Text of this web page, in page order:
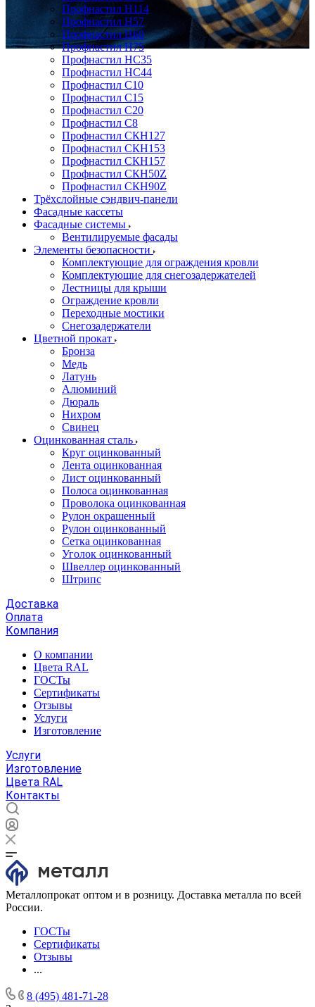
Профнастил Н114
Профнастил Н57
Профнастил Н60
Профнастил Н75
Профнастил НС35
Профнастил НС44
Профнастил С10
Профнастил С15
Профнастил С20
Профнастил С8
Профнастил СКН127
Профнастил СКН153
Профнастил СКН157
Профнастил СКН50Z
Профнастил СКН90Z
Трёхслойные сэндвич-панели
Фасадные кассеты
Фасадные системы
Вентилируемые фасады
Элементы безопасности
Комплектующие для ограждения кровли
Комплектующие для снегозадержателей
Лестницы для крыши
Ограждение кровли
Переходные мостики
Снегозадержатели
Цветной прокат
Бронза
Медь
Латунь
Алюминий
Дюраль
Нихром
Свинец
Оцинкованная сталь
Круг оцинкованный
Лента оцинкованная
Лист оцинкованный
Полоса оцинкованная
Проволока оцинкованная
Рулон окрашенный
Рулон оцинкованный
Сетка оцинкованная
Уголок оцинкованный
Швеллер оцинкованный
Штрипс
Доставка
Оплата
Компания
О компании
Цвета RAL
ГОСТы
Сертификаты
Отзывы
Услуги
Изготовление
Услуги
Изготовление
Цвета RAL
Контакты
Металлопрокат оптом и в розницу. Доставка металла по всей
России.
ГОСТы
Сертификаты
Отзывы
...
8 (495) 481-71-28